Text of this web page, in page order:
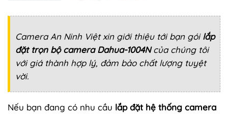
Camera An Ninh Việt xin giới thiệu tới bạn góilắp
đặt trọn bộ camera Dahua-1004Ncủa chúng tôi
với giá thành hợp lý, đảm bảo chất lượng tuyệt
vời.
Nếu bạn đang có nhu cầu lắp đặt hệ thống camera